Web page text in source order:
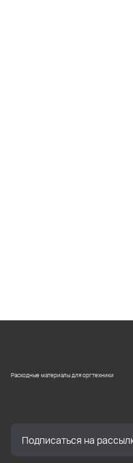
Расходные материалы для оргтехники